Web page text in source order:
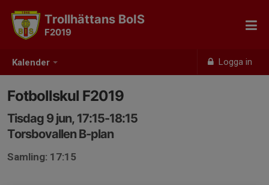
Kalender Logga in
Trollhättans BoIS
F2019
Fotbollskul F2019
Tisdag 9 jun, 17:15-18:15
Torsbovallen B-plan
Samling: 17:15